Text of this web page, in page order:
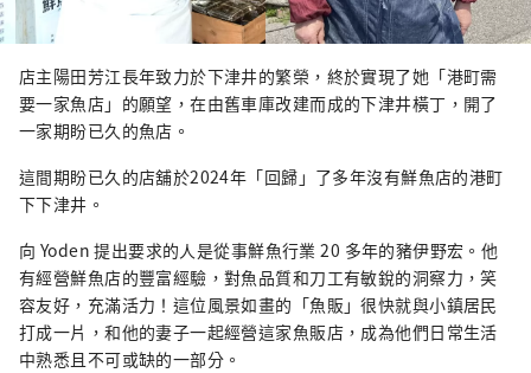
店主陽田芳江長年致力於下津井的繁榮，終於實現了她「港町需
要一家魚店」的願望，在由舊車庫改建而成的下津井橫丁，開了
一家期盼已久的魚店。
這間期盼已久的店舖於2024年「回歸」了多年沒有鮮魚店的港町
下下津井。
向 Yoden 提出要求的人是從事鮮魚行業 20 多年的豬伊野宏。他
有經營鮮魚店的豐富經驗，對魚品質和刀工有敏銳的洞察力，笑
容友好，充滿活力！這位風景如畫的「魚販」很快就與小鎮居民
打成一片，和他的妻子一起經營這家魚販店，成為他們日常生活
中熟悉且不可或缺的一部分。